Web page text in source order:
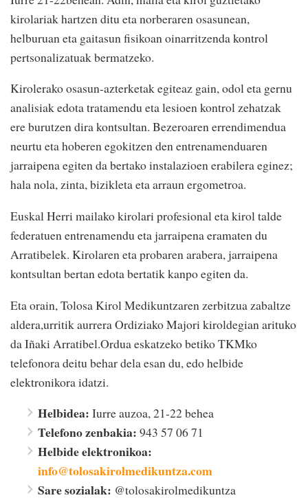
kirolariak hartzen ditu eta norberaren osasunean,
helburuan eta gaitasun fisikoan oinarritzenda kontrol
pertsonalizatuak bermatzeko.
Kirolerako osasun-azterketak egiteaz gain, odol eta gernu
analisiak edota tratamendu eta lesioen kontrol zehatzak
ere burutzen dira kontsultan. Bezeroaren errendimendua
neurtu eta hoberen egokitzen den entrenamenduaren
jarraipena egiten da bertako instalazioen erabilera eginez;
hala nola, zinta, bizikleta eta arraun ergometroa.
Euskal Herri mailako kirolari profesional eta kirol talde
federatuen entrenamendu eta jarraipena eramaten du
Arratibelek. Kirolaren eta probaren arabera, jarraipena
kontsultan bertan edota bertatik kanpo egiten da.
Eta orain, Tolosa Kirol Medikuntzaren zerbitzua zabaltze
aldera,urritik aurrera Ordiziako Majori kiroldegian arituko
da Iñaki Arratibel.Ordua eskatzeko betiko TKMko
telefonora deitu behar dela esan du, edo helbide
elektronikora idatzi.
Helbidea: Iurre auzoa, 21-22 behea
Telefono zenbakia: 943 57 06 71
Helbide elektronikoa:
info@tolosakirolmedikuntza.com
Sare sozialak: @tolosakirolmedikuntza